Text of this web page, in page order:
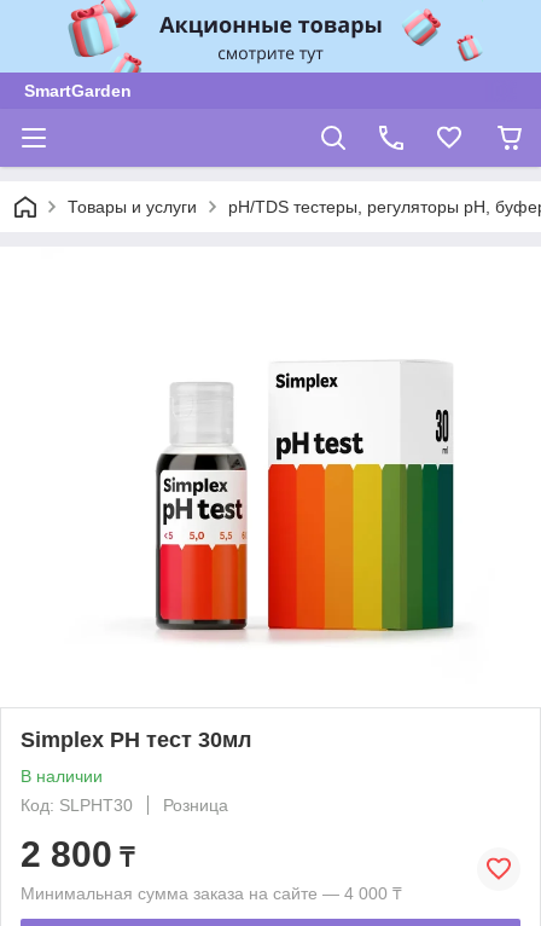
SmartGarden
Товары и услуги pH/TDS тестеры, регуляторы pH,
Simplex PH тест 30мл
В наличии
Код: SLPHT30
Розница
2 800 ₸
Минимальная сумма заказа на сайте — 4 000 ₸